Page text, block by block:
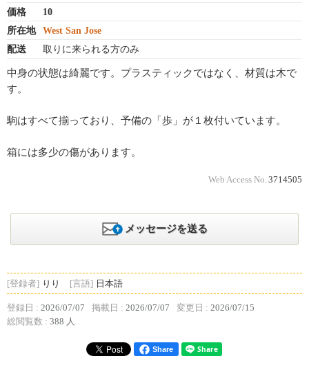
価格
10
所在地
West San Jose
配送
取りに来られる方のみ
中身の状態は綺麗です。プラスティックではなく、材質は木で
す。
駒はすべて揃っており、予備の「歩」が１枚付いています。
箱には多少の傷があります。
Web Access No. 3714505
メッセージを送る
[登録者] りり [言語] 日本語
登録日 : 2026/07/07 掲載日 : 2026/07/07 変更日 : 2026/07/15
総閲覧数 : 388 人
Share